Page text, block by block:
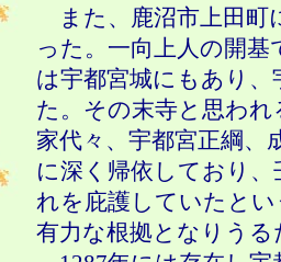
また、鹿沼市上田町
った。一向上人の開
は宇都宮城にもあり
た。その末寺と思わ
家代々、宇都宮正綱、
に深く帰依しており
れを庇護していたと
有力な根拠となりう